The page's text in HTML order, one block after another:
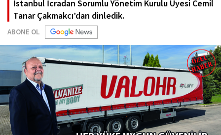
İstanbul İcradan Sorumlu Yönetim Kurulu Üyesi Cemil
Tanar Çakmakcı’dan dinledik.
ABONE OL